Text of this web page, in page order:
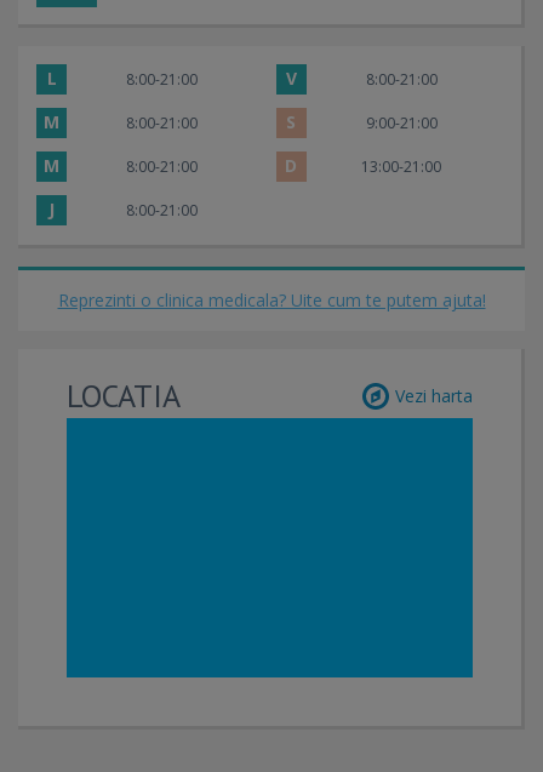
L 8:00-21:00 V 8:00-21:00
M 8:00-21:00 S 9:00-21:00
M 8:00-21:00 D 13:00-21:00
J 8:00-21:00
Reprezinti o clinica medicala? Uite cum te putem ajuta!
LOCATIA Vezi harta